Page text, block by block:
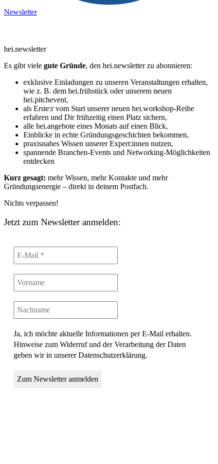
Newsletter
hei.newsletter
Es gibt viele gute Gründe, den hei.newsletter zu abonnieren:
exklusive Einladungen zu unseren Veranstaltungen erhalten,
wie z. B. dem hei.frühstück oder unserem neuen
hei.pitchevent,
als Erste:r vom Start unserer neuen hei.workshop-Reihe
erfahren und Dir frühzeitig einen Platz sichern,
alle hei.angebote eines Monats auf einen Blick,
Einblicke in echte Gründungsgeschichten bekommen,
praxisnahes Wissen unserer Expert:innen nutzen,
spannende Branchen-Events und Networking-Möglichkeiten
entdecken
Kurz gesagt: mehr Wissen, mehr Kontakte und mehr
Gründungsenergie – direkt in deinem Postfach.
Nichts verpassen!
Jetzt zum Newsletter anmelden:
Ja, ich möchte aktuelle Informationen per E-Mail erhalten.
Hinweise zum Widerruf und der Verarbeitung der Daten
geben wir in unserer Datenschutzerklärung.